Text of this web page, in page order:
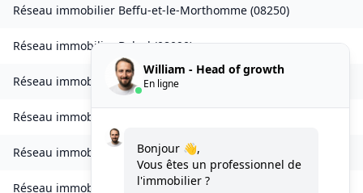
Réseau immobilier Beffu-et-le-Morthomme (08250)
Réseau immobilierBelval(08090)
Réseau immobilierBelval-Bois-des-Dames
Réseau immobilier
Réseau immobilier Bogny-sur-Meuse
Réseau immobilier Brévilly(08140)
William - Head of growth
En ligne
Bonjour 👋,
Vous êtes un professionnel de
l'immobilier ?